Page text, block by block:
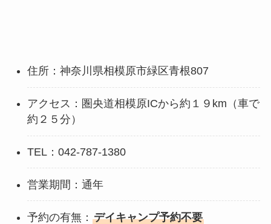
住所：神奈川県相模原市緑区青根807
アクセス：圏央道相模原ICから約１９km（車で
約２５分）
TEL：042-787-1380
営業期間：通年
予約の有無： デイキャンプ予約不要